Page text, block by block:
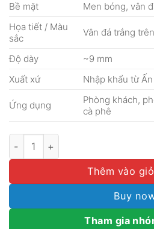
Bề mặt
Men bóng, vân
Họa tiết / Màu
sắc
Vân đá trắng
Độ dày
~9 mm
Xuất xứ
Nhập khẩu từ
Ứng dụng
Phòng khách,
cà phê
Gạch Ấn Độ 60x120 Ormea
Thêm vào
Buy
Tham gia